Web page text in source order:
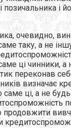
позичальника і
очевидно,
таку, а не
ці чинники, а
переконав
визначає
саме ці, а не
продовжити